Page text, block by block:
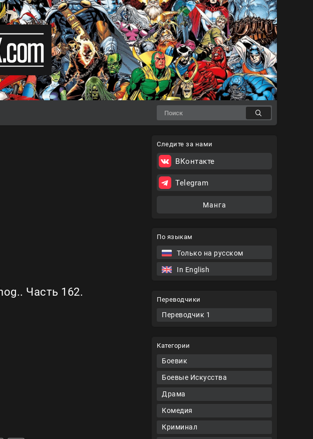
По языкам
Только на русском
In English
Переводчики
Переводчик 1
Категории
Боевик
Боевые Искусства
Драма
Комедия
Криминал
Часть 162.
Следите за нами
ВКонтакте
Telegram
Манга